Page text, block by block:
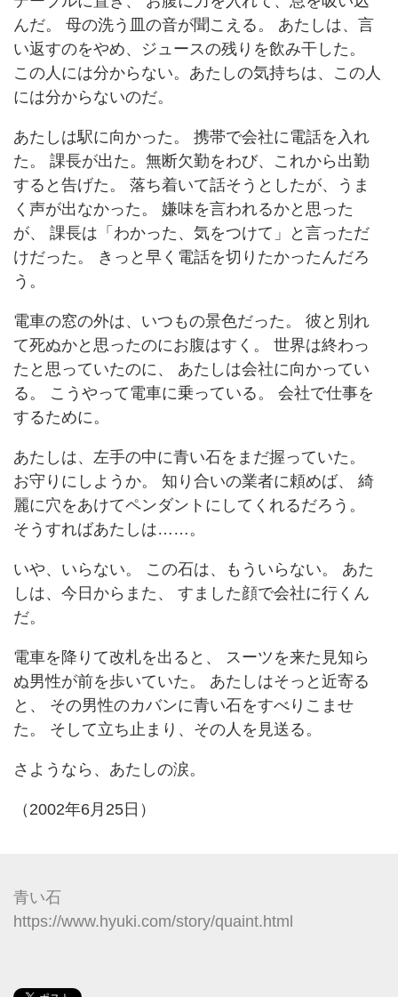
んだ。 母の洗う皿の音が聞こえる。 あたしは、言
い返すのをやめ、ジュースの残りを飲み干した。
この人には分からない。あたしの気持ちは、この人
には分からないのだ。
あたしは駅に向かった。 携帯で会社に電話を入れ
た。 課長が出た。無断欠勤をわび、これから出勤
すると告げた。 落ち着いて話そうとしたが、うま
く声が出なかった。 嫌味を言われるかと思った
が、 課長は「わかった、気をつけて」と言っただ
けだった。 きっと早く電話を切りたかったんだろ
う。
電車の窓の外は、いつもの景色だった。 彼と別れ
て死ぬかと思ったのにお腹はすく。 世界は終わっ
たと思っていたのに、 あたしは会社に向かってい
る。 こうやって電車に乗っている。 会社で仕事を
するために。
あたしは、左手の中に青い石をまだ握っていた。
お守りにしようか。 知り合いの業者に頼めば、 綺
麗に穴をあけてペンダントにしてくれるだろう。
そうすればあたしは……。
いや、いらない。 この石は、もういらない。 あた
しは、今日からまた、 すました顔で会社に行くん
だ。
電車を降りて改札を出ると、 スーツを来た見知ら
ぬ男性が前を歩いていた。 あたしはそっと近寄る
と、 その男性のカバンに青い石をすべりこませ
た。 そして立ち止まり、その人を見送る。
さようなら、あたしの涙。
（2002年6月25日）
青い石
https://www.hyuki.com/story/quaint.html